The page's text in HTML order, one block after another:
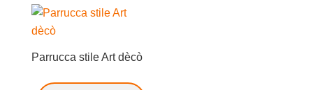
Parrucca stile Art dècò